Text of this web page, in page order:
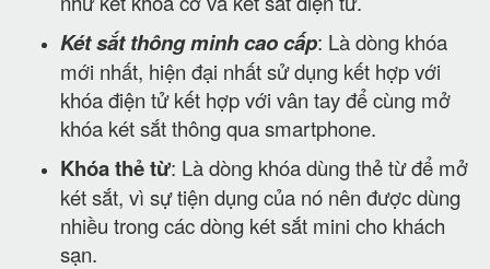
Két sắt thông minh cao cấp: Là dòng khóa
mới nhất, hiện đại nhất sử dụng kết hợp với
khóa điện tử kết hợp với vân tay để cùng mở
khóa két sắt thông qua smartphone.
Khóa thẻ từ: Là dòng khóa dùng thẻ từ để mở
két sắt, vì sự tiện dụng của nó nên được dùng
nhiều trong các dòng két sắt mini cho khách
sạn.